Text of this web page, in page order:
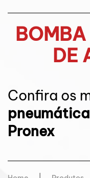
DE
Confira os
Pronex